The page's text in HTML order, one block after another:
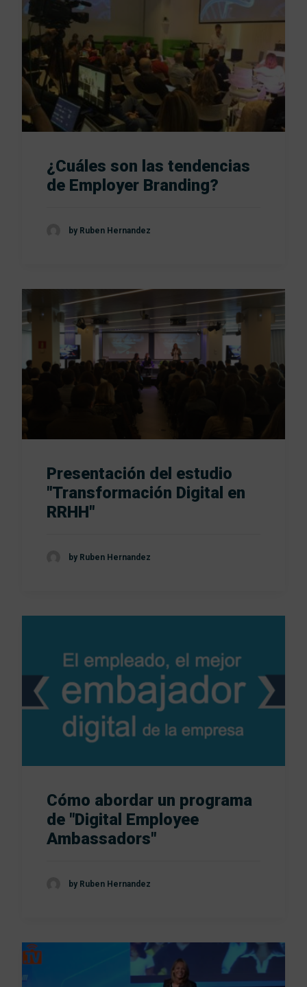
¿Cuáles son las tendencias
de Employer Branding?
by Ruben Hernandez
Presentación del estudio
"Transformación Digital en
RRHH"
by Ruben Hernandez
Cómo abordar un programa
de "Digital Employee
Ambassadors"
by Ruben Hernandez